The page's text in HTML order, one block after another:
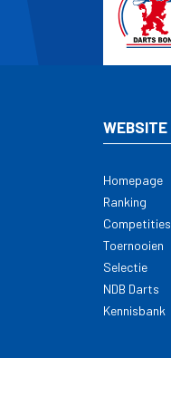
WEBSITE
Homepage
Ranking
Competities
Toernooien
Selectie
NDB Darts
Kennisbank